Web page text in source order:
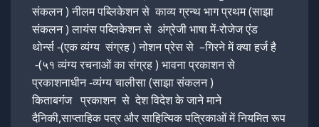
संकलन ) नीलम पब्लिकेशन से काव्य ग्रन्थ भाग प्रथम (साझा
संकलन ) लायंस पब्लिकेशन से अंग्रेजी भाषा में-रोजेज एंड
थोर्न्स -(एक व्यंग्य संग्रह ) नोशन प्रेस से –गिरने में क्या हर्ज है
-(५१ व्यंग्य रचनाओं का संग्रह ) भावना प्रकाशन से
प्रकाशनाधीन -व्यंग्य चालीसा (साझा संकलन )
किताबगंज प्रकाशन से देश विदेश के जाने माने
दैनिकी,साप्ताहिक पत्र और साहित्यिक पत्रिकाओं में नियमित रूप